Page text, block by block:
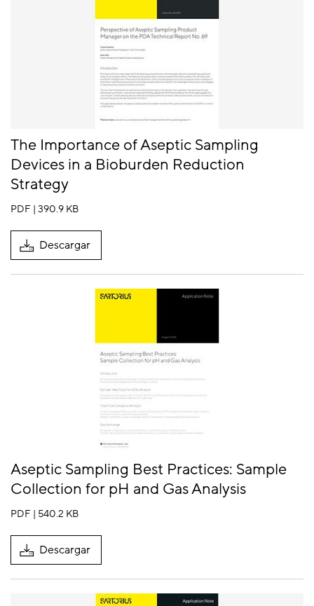
The Importance of Aseptic Sampling
Devices in a Bioburden Reduction
Strategy
PDF | 390.9 KB
Descargar
Aseptic Sampling Best Practices: Sample
Collection for pH and Gas Analysis
PDF | 540.2 KB
Descargar